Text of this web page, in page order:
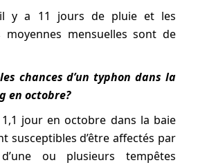
y a 11 jours de pluie et les
moyennes mensuelles sont de
chances d’un typhon dans la
en octobre?
1,1 jour en octobre dans la baie
susceptibles d’être affectés par
ou plusieurs tempêtes